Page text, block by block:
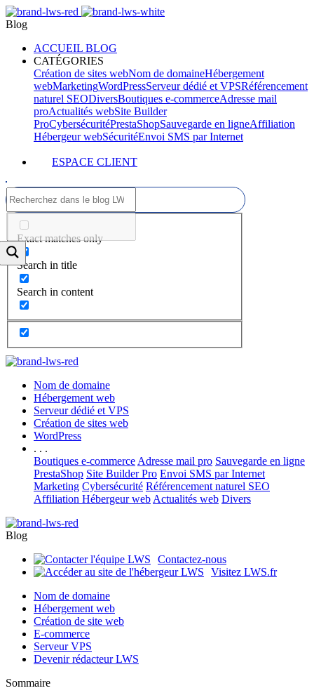
Blog
ACCUEIL BLOG
CATÉGORIES
Création de sites webNom de domaineHébergement
webMarketingWordPressServeur dédié et VPSRéférencement
naturel SEODiversBoutiques e-commerceAdresse mail
proActualités webSite Builder
ProCybersécuritéPrestaShopSauvegarde en ligneAffiliation
Hébergeur webSécuritéEnvoi SMS par Internet
ESPACE CLIENT
Exact matches only
Search in title
Search in content
Nom de domaine
Hébergement web
Serveur dédié et VPS
Création de sites web
WordPress
. . .
Boutiques e-commerce Adresse mail pro Sauvegarde en ligne
PrestaShop Site Builder Pro Envoi SMS par Internet
Marketing Cybersécurité Référencement naturel SEO
Affiliation Hébergeur web Actualités web Divers
Blog
Contactez-nous
Visitez LWS.fr
Nom de domaine
Hébergement web
Création de site web
E-commerce
Serveur VPS
Devenir rédacteur LWS
Sommaire